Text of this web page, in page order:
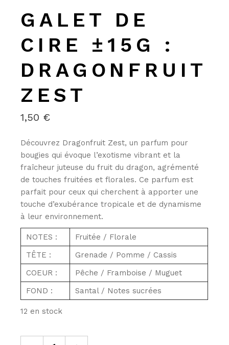
GALET DE
CIRE ±15G :
DRAGONFRUIT
ZEST
1,50 €
Découvrez Dragonfruit Zest, un parfum pour
bougies qui évoque l’exotisme vibrant et la
fraîcheur juteuse du fruit du dragon, agrémenté
de touches fruitées et florales. Ce parfum est
parfait pour ceux qui cherchent à apporter une
touche d’exubérance tropicale et de dynamisme
à leur environnement.
NOTES :
Fruitée / Florale
TÊTE :
Grenade / Pomme / Cassis
COEUR :
Pêche / Framboise / Muguet
FOND :
Santal / Notes sucrées
12 en stock
GALET DE CIRE ±15G : DRAGONFRUIT ZEST quantity